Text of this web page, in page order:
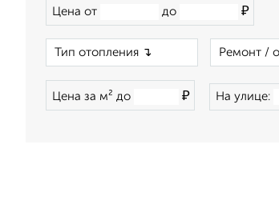
Цена от до ₽
Цена за м² до ₽ На улице: